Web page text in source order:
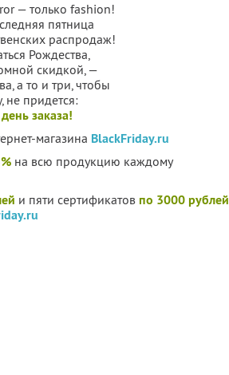
— только fashion!
пятница
распродаж!
Рождества,
скидкой, —
а то и три, чтобы
не придется:
заказа!
магазина BlackFriday.ru
на всю продукцию каждому
и пяти сертификатов по 3000 рублей